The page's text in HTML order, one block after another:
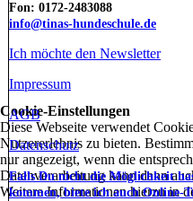
Fon: 0172-2483088
info@tinas-hundeschule.de
Ich möchte den Newsletter
Impressum
AGB
Datenschutz
Falls Du nicht die Möglichkeit
kommen, biete ich auch Online-
Cookie-Einstellungen
Diese Webseite verwendet
Nutzererlebnis zu bieten.
nur angezeigt, wenn die
Datenverarbeitung kann dann
Weitere Informationen hierzu in